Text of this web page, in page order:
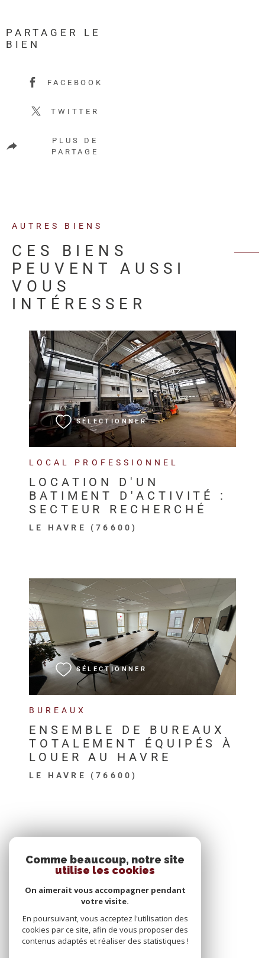
PARTAGER LE
BIEN
FACEBOOK
TWITTER
PLUS DE
PARTAGE
AUTRES BIENS
CES BIENS
PEUVENT AUSSI
VOUS
INTÉRESSER
LOCAL PROFESSIONNEL
LOCATION D'UN
BATIMENT D'ACTIVITÉ :
SECTEUR RECHERCHÉ
LE HAVRE (76600)
SÉLECTIONNER
VOIR LE BIEN
BUREAUX
ENSEMBLE DE BUREAUX
TOTALEMENT ÉQUIPÉS À
LOUER AU HAVRE
LE HAVRE (76600)
SÉLECTIONNER
VOIR LE BIEN
Comme beaucoup, notre site
utilise les cookies
On aimerait vous accompagner pendant
votre visite.
En poursuivant, vous acceptez l'utilisation des
cookies par ce site, afin de vous proposer des
contenus adaptés et réaliser des statistiques !